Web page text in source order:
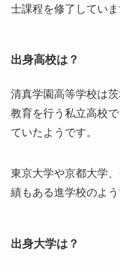
士課程を修了 していま
出身高校は？
清真学園高等学校は
教育を行う私立高校
ていたようです。
東京大学や京都大学
績もある進学校のよう
出身大学は？